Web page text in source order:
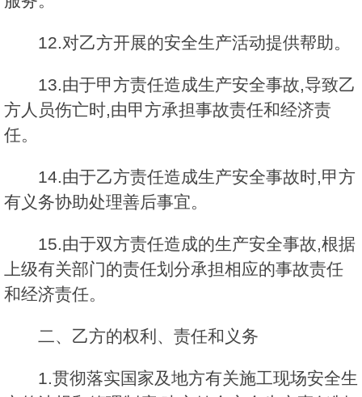
12.对乙方开展的安全生产活动提供帮助。
13.由于甲方责任造成生产安全事故,导致乙
方人员伤亡时,由甲方承担事故责任和经济责
任。
14.由于乙方责任造成生产安全事故时,甲方
有义务协助处理善后事宜。
15.由于双方责任造成的生产安全事故,根据
上级有关部门的责任划分承担相应的事故责任
和经济责任。
二、乙方的权利、责任和义务
1.贯彻落实国家及地方有关施工现场安全生